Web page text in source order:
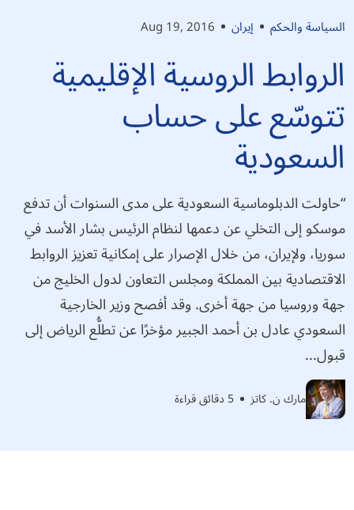
السياسة والحكم إيران Aug 19, 2016
الروابط الروسية الإقليمية
تتوسّع على حساب
السعودية
“حاولت الدبلوماسية السعودية على مدى السنوات أن تدفع
موسكو إلى التخلي عن دعمها لنظام الرئيس بشار الأسد في
سوريا، ولإيران، من خلال الإصرار على إمكانية تعزيز الروابط
الاقتصادية بين المملكة ومجلس التعاون لدول الخليج من
جهة وروسيا من جهة أخرى. وقد أفصح وزير الخارجية
السعودي عادل بن أحمد الجبير مؤخرًا عن تطلُّع الرياض إلى
قبول...
مارك ن. كاتز 5 دقائق قراءة